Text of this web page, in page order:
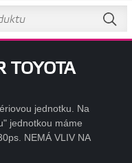
TOYOTA
jednotku. Na
jednotkou máme
NEMÁ VLIV NA